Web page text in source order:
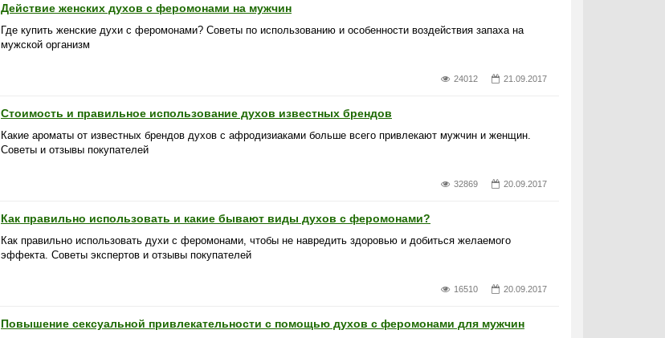
Действие женских духов с феромонами на мужчин
Где купить женские духи с феромонами? Советы по использованию и особенности воздействия запаха на
мужской организм
24012 21.09.2017
Стоимость и правильное использование духов известных брендов
Какие ароматы от известных брендов духов с афродизиаками больше всего привлекают мужчин и женщин.
Советы и отзывы покупателей
32869 20.09.2017
Как правильно использовать и какие бывают виды духов с феромонами?
Как правильно использовать духи с феромонами, чтобы не навредить здоровью и добиться желаемого
эффекта. Советы экспертов и отзывы покупателей
16510 20.09.2017
Повышение сексуальной привлекательности с помощью духов с феромонами для мужчин